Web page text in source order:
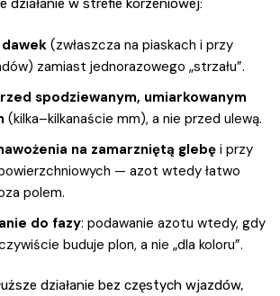
działanie w strefie korzeniowej:
(zwłaszcza na piaskach i przy
zamiast jednorazowego „strzału”.
spodziewanym, umiarkowanym
(kilka–kilkanaście mm), a nie przed ulewą.
na zamarzniętą glebę i przy
— azot wtedy łatwo
polem.
do fazy: podawanie azotu wtedy, gdy
buduje plon, a nie „dla koloru”.
działanie bez częstych wjazdów,